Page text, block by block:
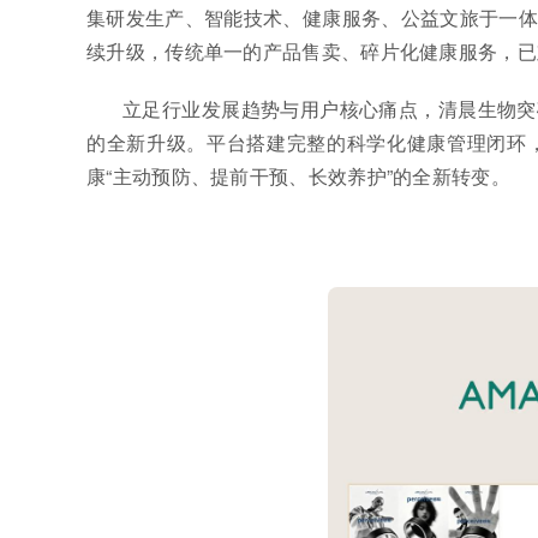
集研发生产、智能技术、健康服务、公益文旅于一
续升级，传统单一的产品售卖、碎片化健康服务，
立足行业发展趋势与用户核心痛点，清晨生物
的全新升级。平台搭建完整的科学化健康管理闭
康“主动预防、提前干预、长效养护”的全新转变。